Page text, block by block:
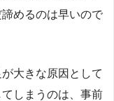
めるのは早いので
大きな原因として
しまうのは、事前